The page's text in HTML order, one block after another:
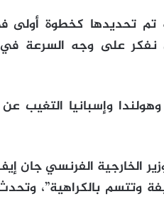
تم تحديدها كخطوة أولى
أن نفكر على وجه
وإسبانيا التغيب
الخارجية الفرنسي جان
وتتسم بالكراهية”،